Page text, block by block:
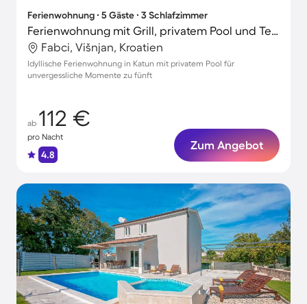
Ferienwohnung ∙ 5 Gäste ∙ 3 Schlafzimmer
Ferienwohnung mit Grill, privatem Pool und Terrasse
Fabci, Višnjan, Kroatien
Idyllische Ferienwohnung in Katun mit privatem Pool für
unvergessliche Momente zu fünft
ab 112 €
pro Nacht
4.8
Zum Angebot